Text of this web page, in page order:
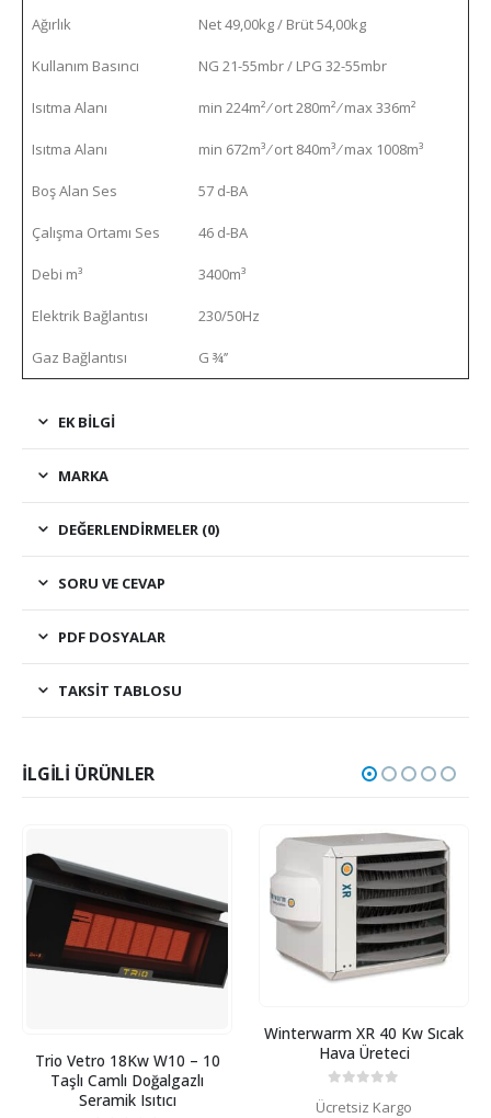
Ağırlık Net 49,00kg / Brüt 54,00kg
Kullanım Basıncı NG 21-55mbr / LPG 32-55mbr
Isıtma Alanı min 224m² ⁄ ort 280m² ⁄ max 336m²
Isıtma Alanı min 672m³ ⁄ ort 840m³ ⁄ max 1008m³
Boş Alan Ses 57 d-BA
Çalışma Ortamı Ses 46 d-BA
Debi m³ 3400m³
Elektrik Bağlantısı 230/50Hz
Gaz Bağlantısı G ¾’’
EK BILGI
MARKA
DEĞERLENDIRMELER (0)
SORU VE CEVAP
PDF DOSYALAR
TAKSIT TABLOSU
İLGILI ÜRÜNLER
Trio Vetro 18Kw W10 – 10
Taşlı Camlı Doğalgazlı
Seramik Isıtıcı
Winterwarm XR 40 Kw Sıcak
Hava Üreteci
Ücretsiz Kargo